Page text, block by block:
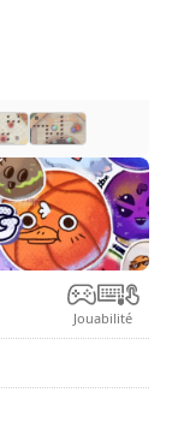
Jouabilité